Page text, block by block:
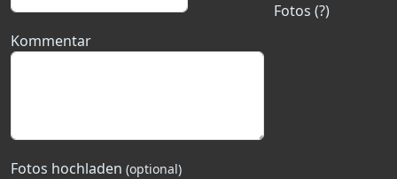
Fotos (?)
Kommentar
Fotos hochladen (optional)